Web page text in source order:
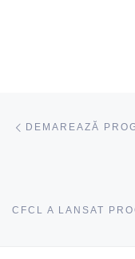
Navigare articole